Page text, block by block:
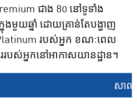
ជាង 80 នៅទូទាំង
មួយឆ្នាំ ដោយគ្រាន់តែបង្ហាញ
របស់អ្នក ខណៈពេល
បស់អ្នកនៅអាកាសយានដ្ឋាន។
សាល